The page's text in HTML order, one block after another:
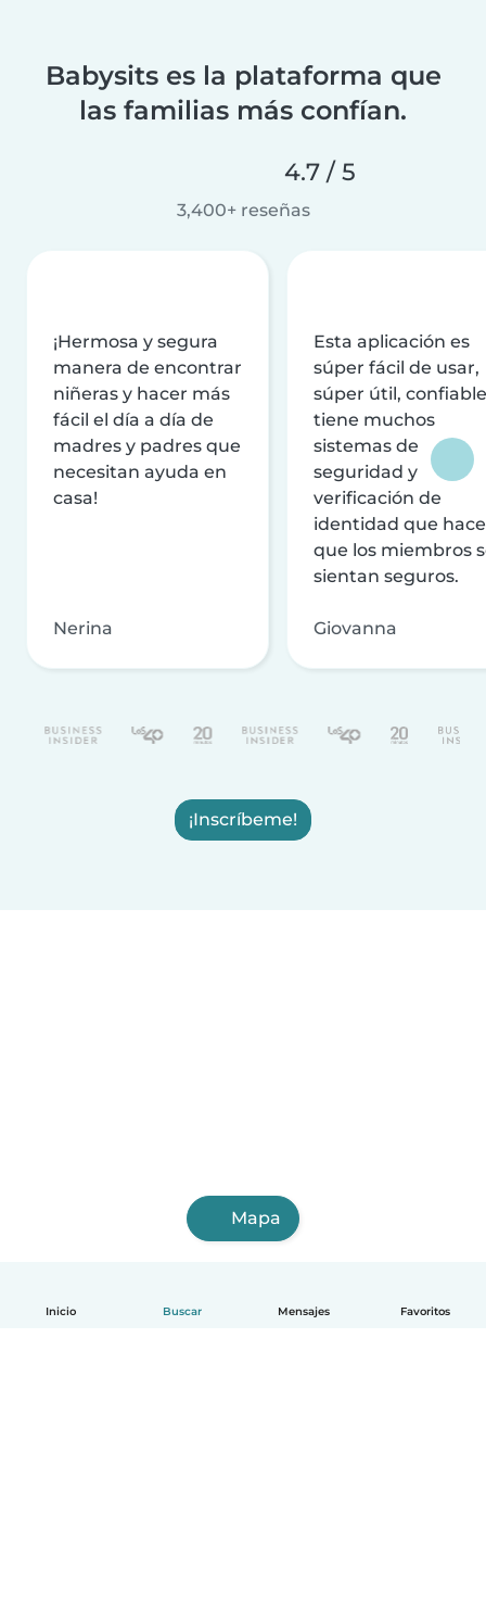
Inicio Buscar Mensajes Favoritos
Babysits es la plataforma que
las familias más confían.
4.7 / 5
3,400+ reseñas
¡Hermosa y segura
manera de encontrar
niñeras y hacer más
fácil el día a día de
madres y padres que
necesitan ayuda en
casa!
Nerina
Esta aplicación es
súper fácil de usar,
súper útil,
tiene muchos
sistemas de
seguridad y
verificación de
identidad que
que los miembros
sientan seguros.
Giovanna
¡Inscríbeme!
Mapa